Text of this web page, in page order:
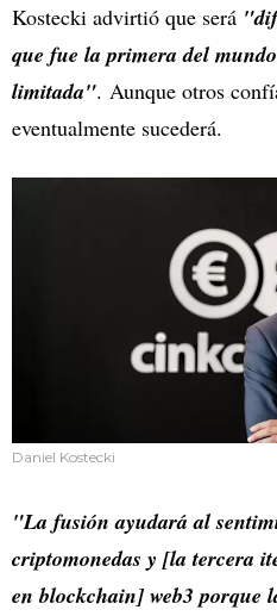
Kostecki advirtió que será
que fue la primera del
limitada". Aunque otros
eventualmente sucederá.
Daniel Kostecki
"La fusión ayudará al
criptomonedas y [la tercera
en blockchain] web3 porque